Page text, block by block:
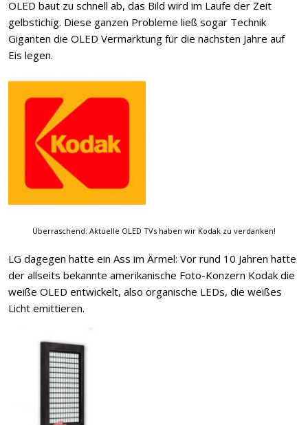
OLED baut zu schnell ab, das Bild wird im Laufe der Zeit
gelbstichig. Diese ganzen Probleme ließ sogar Technik
Giganten die OLED Vermarktung für die nächsten Jahre auf
Eis legen.
Überraschend: Aktuelle OLED TVs haben wir Kodak zu verdanken!
LG dagegen hatte ein Ass im Ärmel: Vor rund 10 Jahren hatte
der allseits bekannte amerikanische Foto-Konzern Kodak die
weiße OLED entwickelt, also organische LEDs, die weißes
Licht emittieren.